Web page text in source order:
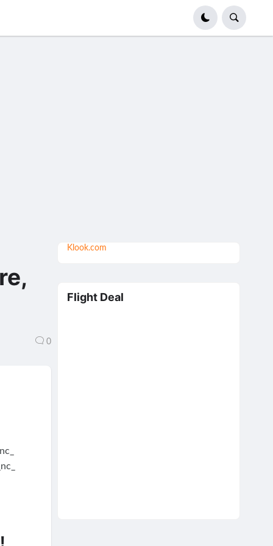
0
Klook.com
Flight Deal